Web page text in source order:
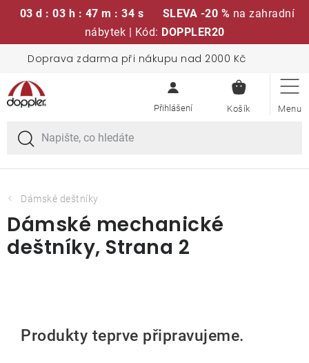
03 d : 03 h : 47 m : 34 s SLEVA -20 % na zahradní
nábytek | Kód: DOPPLER20
obsah
Doprava zdarma při nákupu nad 2000 Kč
KOŠÍK
Sedací soupravy
Slunečníky
Křesla a židle
Stoly
Dámské deštníky
Dámské mechanické
deštníky, Strana 2
Produkty teprve připravujeme.